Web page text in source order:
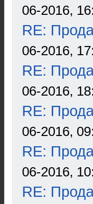
06-2016,
RE:
06-2016,
RE:
06-2016,
RE:
06-2016,
RE:
06-2016,
RE: